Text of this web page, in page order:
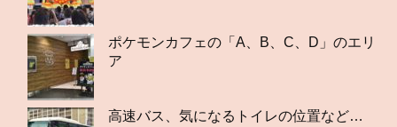
ポケモンカフェの「A、B、C、D」のエリ
ア
高速バス、気になるトイレの位置など…